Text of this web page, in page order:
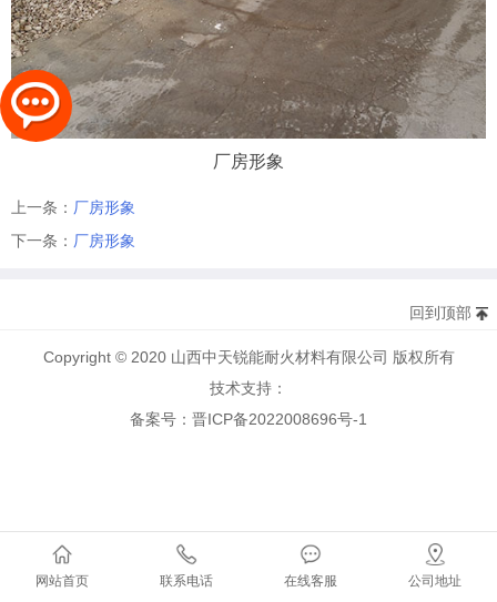
厂房形象
上一条： 厂房形象
下一条： 厂房形象
网站首页 联系电话 在线客服 公司地址
回到顶部
Copyright © 2020 山西中天锐能耐火材料有限公司 版权所有
技术支持：
备案号：晋ICP备2022008696号-1